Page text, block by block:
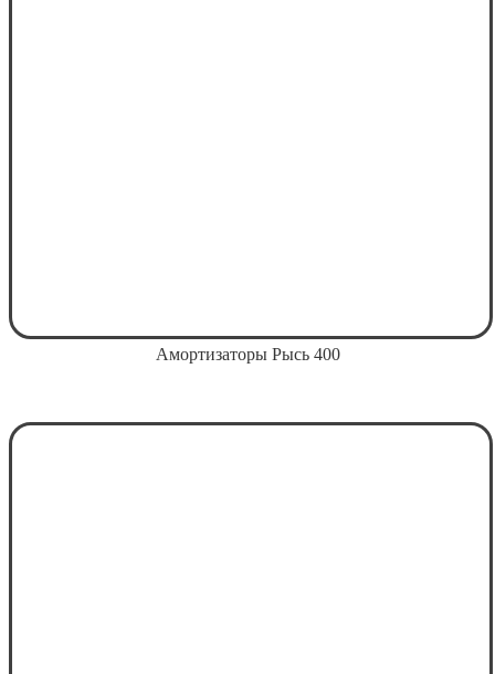
Амортизаторы Рысь 400